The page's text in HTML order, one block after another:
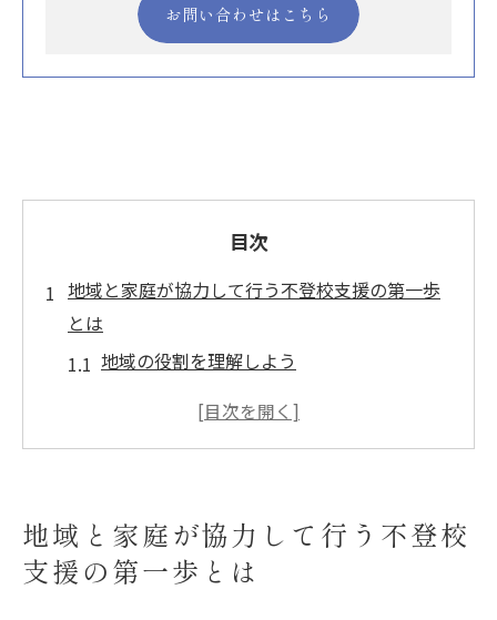
お問い合わせはこちら
目次
地域と家庭が協力して行う不登校支援の第一歩
とは
地域の役割を理解しよう
家庭での初期対応策
不登校支援活動への参加方法
横浜市で進める不登校支援プログラムの効果的
地域と家庭が協力して行う不登校
支援の第一歩とは